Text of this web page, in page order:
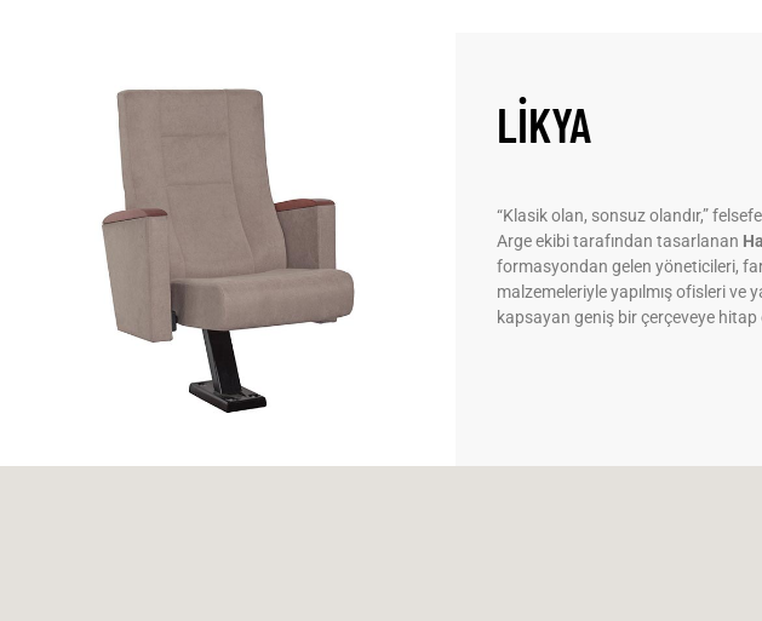
LIKYA
“Klasik olan, sonsuz olandır,”
Arge ekibi tarafından tasarlanan
formasyondan gelen yöneticileri,
malzemeleriyle yapılmış ofisleri ve
kapsayan geniş bir çerçeveye hitap